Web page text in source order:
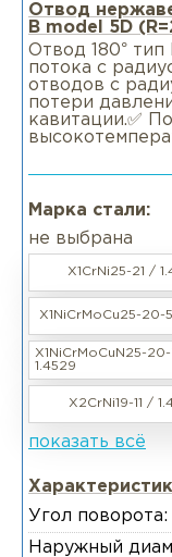
Отвод
B model 5D
Отвод 180°
потока с
отводов с
потери
кавитации.✅
Марка стали:
не выбрана
X1CrNi25-21 /
X1NiCrMoCu25-20-
X1NiCrMoCuN25-
1.4529
X2CrNi19-11 /
показать всё
Угол поворота:
Наружный